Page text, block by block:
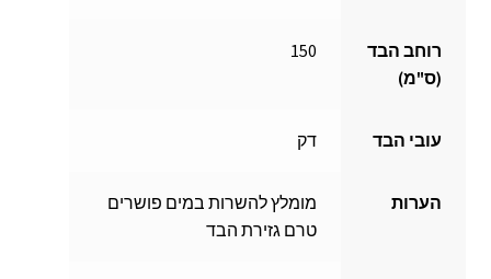
רוחב הבד
(ס"מ)
150
עובי הבד דק
הערות
מומלץ להשרות במים פושרים
טרם גזירת הבד